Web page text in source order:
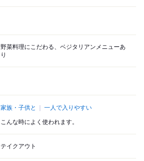
野菜料理にこだわる、ベジタリアンメニューあ
り
家族・子供と 一人で入りやすい
こんな時によく使われます。
テイクアウト